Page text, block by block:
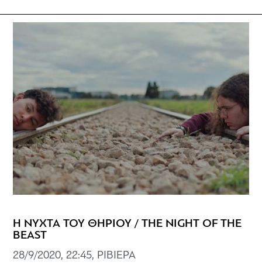
Η ΝΥΧΤΑ ΤΟΥ ΘΗΡΙΟΥ / THE NIGHT OF THE
BEAST
28/9/2020, 22:45, ΡΙΒΙΕΡΑ